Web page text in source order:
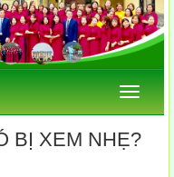
Menu
BỊ XEM NHẸ?